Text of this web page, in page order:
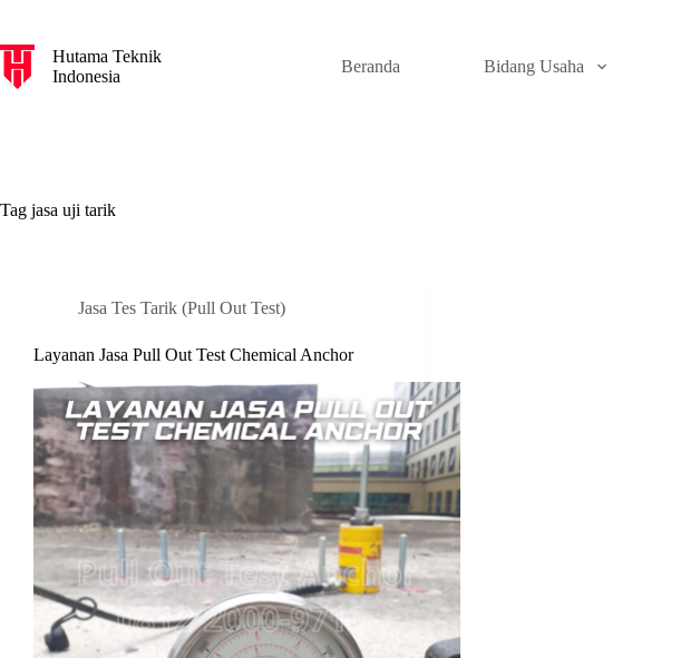
k
i
p
e
Hutama Teknik
Indonesia
Beranda Bidang Usaha
Tag jasa uji tarik
Jasa Tes Tarik (Pull Out Test)
Layanan Jasa Pull Out Test Chemical Anchor